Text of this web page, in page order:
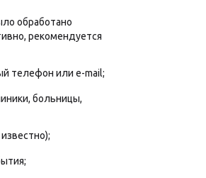
обработано
рекомендуется
телефон или e-mail;
больницы,